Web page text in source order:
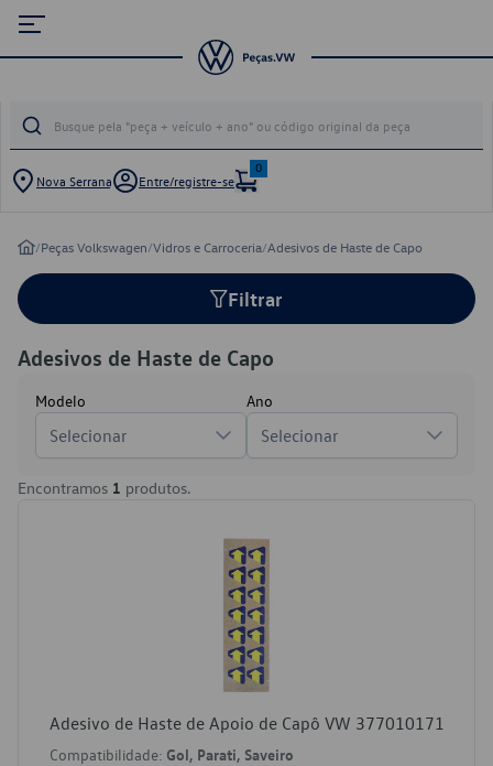
Nova Serrana Entre/registre-se
0
/Peças Volkswagen/Vidros e Carroceria/Adesivos de Haste de Capo
Filtrar
Adesivos de Haste de Capo
Modelo
Selecionar
Ano
Selecionar
Encontramos 1 produtos.
Adesivo de Haste de Apoio de Capô VW 377010171
Compatibilidade: Gol, Parati, Saveiro